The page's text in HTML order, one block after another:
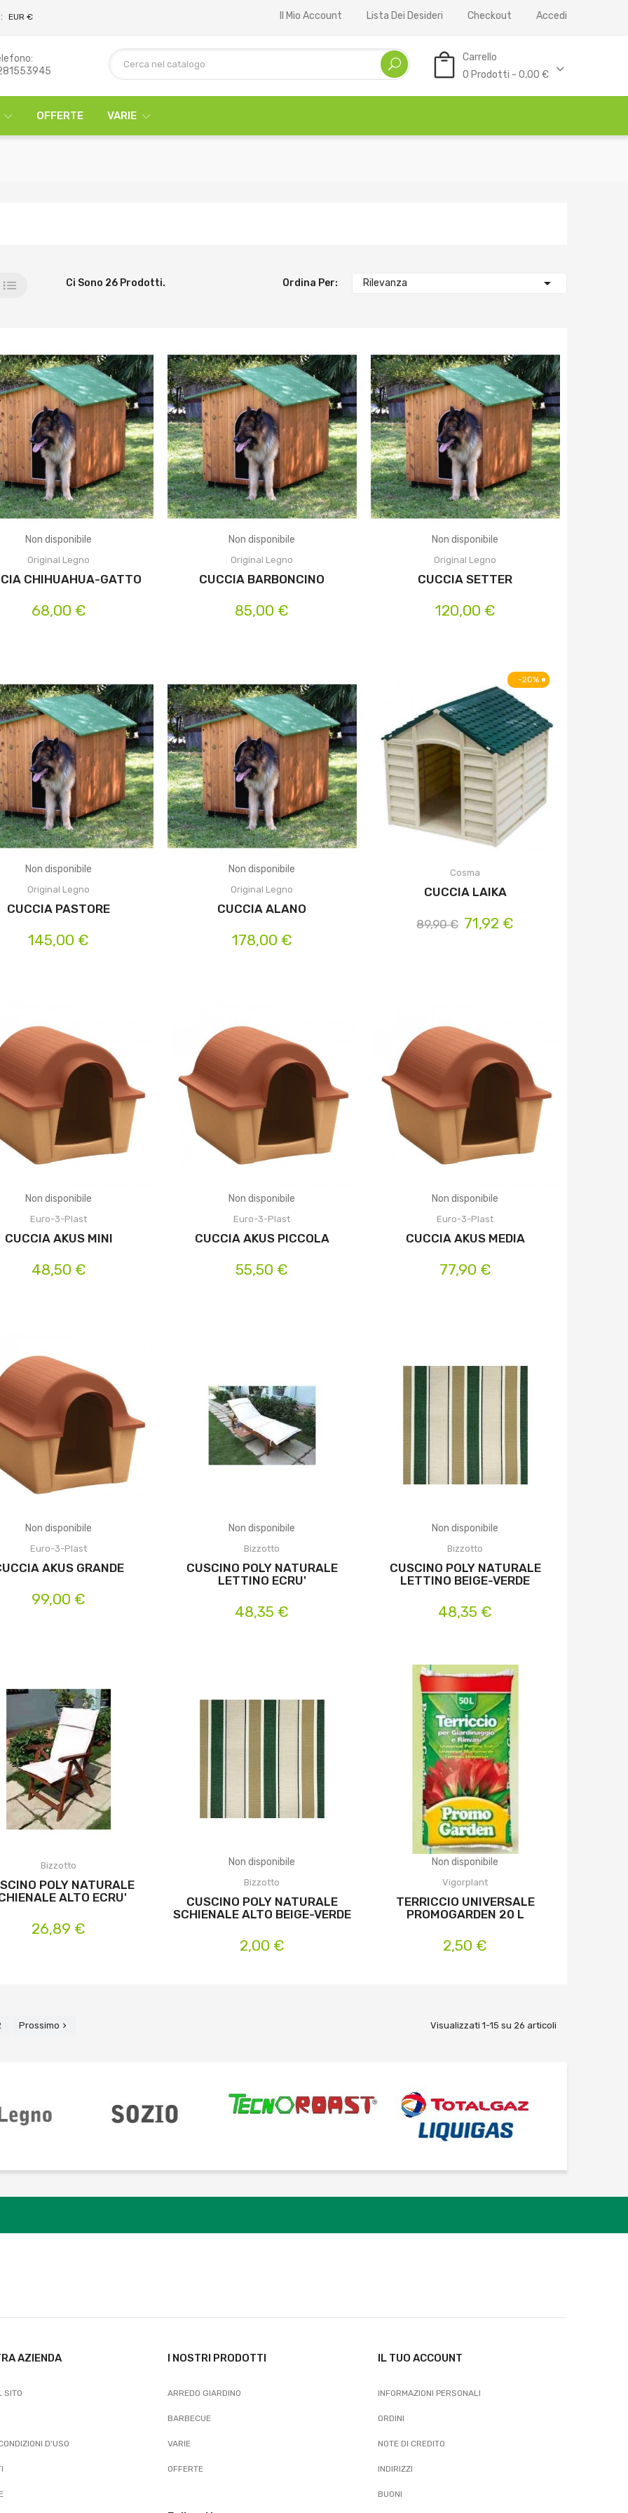
EUR € Il Mio Account Lista Dei Desideri Checkout Accedi
Carrello
0 Prodotti - 0,00 €
OFFERTE VARIE
Ci Sono 26 Prodotti. Ordina Per: Rilevanza 
Non disponibile
Original Legno
CHIHUAHUA-GATTO
68,00 €
Non disponibile
Original Legno
CUCCIA BARBONCINO
85,00 €
Non disponibile
Original Legno
CUCCIA SETTER
120,00 €
Non disponibile
Original Legno
CUCCIA PASTORE
145,00 €
Non disponibile
Original Legno
CUCCIA ALANO
178,00 €
-20%
Cosma
CUCCIA LAIKA
89,90 € 71,92 €
Non disponibile
Euro-3-Plast
CUCCIA AKUS MINI
48,50 €
Non disponibile
Euro-3-Plast
CUCCIA AKUS PICCOLA
55,50 €
Non disponibile
Euro-3-Plast
CUCCIA AKUS MEDIA
77,90 €
Non disponibile
Euro-3-Plast
AKUS GRANDE
99,00 €
Non disponibile
Bizzotto
CUSCINO POLY NATURALE
LETTINO ECRU'
48,35 €
Non disponibile
Bizzotto
CUSCINO POLY NATURALE
LETTINO BEIGE-VERDE
48,35 €
Bizzotto
POLY NATURALE
ALTO ECRU'
26,89 €
Non disponibile
Bizzotto
CUSCINO POLY NATURALE
SCHIENALE ALTO BEIGE-VERDE
2,00 €
Non disponibile
Vigorplant
TERRICCIO UNIVERSALE
PROMOGARDEN 20 L
2,50 €
Prossimo  Visualizzati 1-15 su 26 articoli
AZIENDA
SITO
D'USO
I NOSTRI PRODOTTI
ARREDO GIARDINO
BARBECUE
VARIE
OFFERTE
IL TUO ACCOUNT
INFORMAZIONI PERSONALI
ORDINI
NOTE DI CREDITO
INDIRIZZI
BUONI